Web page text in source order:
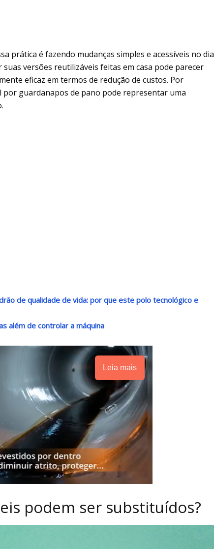
prática é fazendo mudanças simples e acessíveis no dia
versões reutilizáveis feitas em casa pode parecer
eficaz em termos de redução de custos. Por
guardanapos de pano pode representar uma
de qualidade de vida: por que este polo tecnológico e
além de controlar a máquina
Leia mais
podem ser substituídos?